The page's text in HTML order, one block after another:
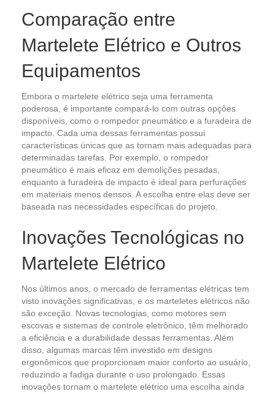
Comparação entre
Martelete Elétrico e Outros
Equipamentos
Embora o martelete elétrico seja uma ferramenta
poderosa, é importante compará-lo com outras opções
disponíveis, como o rompedor pneumático e a furadeira de
impacto. Cada uma dessas ferramentas possui
características únicas que as tornam mais adequadas para
determinadas tarefas. Por exemplo, o rompedor
pneumático é mais eficaz em demolições pesadas,
enquanto a furadeira de impacto é ideal para perfurações
em materiais menos densos. A escolha entre elas deve ser
baseada nas necessidades específicas do projeto.
Inovações Tecnológicas no
Martelete Elétrico
Nos últimos anos, o mercado de ferramentas elétricas tem
visto inovações significativas, e os marteletes elétricos não
são exceção. Novas tecnologias, como motores sem
escovas e sistemas de controle eletrônico, têm melhorado
a eficiência e a durabilidade dessas ferramentas. Além
disso, algumas marcas têm investido em designs
ergonômicos que proporcionam maior conforto ao usuário,
reduzindo a fadiga durante o uso prolongado. Essas
inovações tornam o martelete elétrico uma escolha ainda